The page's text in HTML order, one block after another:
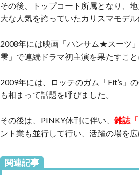
その後、トップコート所属となり、
大な人気を誇っていたカリスマモデ
2008年には映画「ハンサム★スーツ
雫」で連続ドラマ初主演を果たすこと
2009年には、ロッテのガム「Fit’s」
も相まって話題を呼びました。
その後は、PINKY休刊に伴い、 雑誌
ント業も並行して行い、活躍の場を広
関連記事